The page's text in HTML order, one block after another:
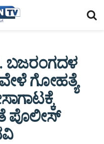
ಬಜರಂಗದಳ
ಗೋಹತ್ಯೆ
ಪೊಲೀಸ್